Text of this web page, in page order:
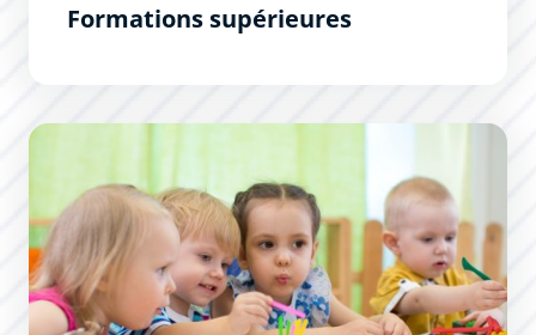
Formations supérieures
Inscriptions scolaires 2026 / 2027